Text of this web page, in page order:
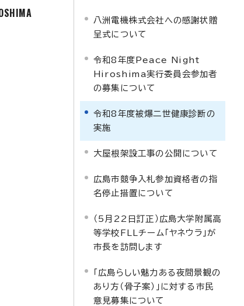
八洲電機株式会社への感謝状贈
呈式について
令和8年度Peace Night
Hiroshima実行委員会参加者
の募集について
令和8年度被爆二世健康診断の
実施
大屋根架設工事の公開について
広島市競争入札参加資格者の指
名停止措置について
（5月22日訂正）広島大学附属高
等学校FLLチーム「ヤネウラ」が
市長を訪問します
「広島らしい魅力ある夜間景観の
あり方（骨子案）」に対する市民
意見募集について